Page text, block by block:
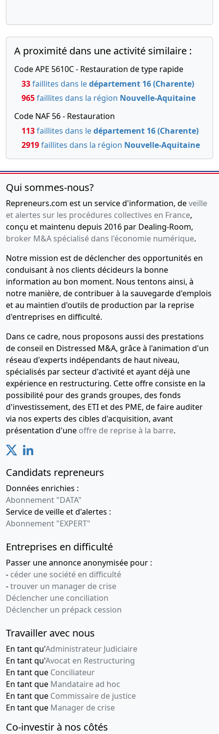
A proximité dans une activité similaire :
Code APE 5610C - Restauration de type rapide
33faillites dans ledépartement 16 (Charente)
965faillites dans la région Nouvelle-Aquitaine
Code NAF 56 - Restauration
113faillites dans ledépartement 16 (Charente)
2919faillites dans la région Nouvelle-Aquitaine
Qui sommes-nous?
Repreneurs.com est un service d'information, deveille
et alertes sur les procédures collectives en France,
conçu et maintenu depuis 2016 par Dealing-Room,
broker M&A spécialisé dans l'économie numérique.
Notre mission est de déclencher des opportunités en
conduisant à nos clients décideurs la bonne
information au bon moment. Nous tentons ainsi, à
notre manière, de contribuer à la sauvegarde d'emplois
et au maintien d'outils de production par la reprise
d'entreprises en difficulté.
Dans ce cadre, nous proposons aussi des prestations
de conseil en Distressed M&A, grâce à l'animation d'un
réseau d'experts indépendants de haut niveau,
spécialisés par secteur d'activité et ayant déjà une
expérience en restructuring. Cette offre consiste en la
possibilité pour des grands groupes, des fonds
d'investissement, des ETI et des PME, de faire auditer
via nos experts des cibles d'acquisition, avant
présentation d'une offre de reprise à la barre.
Candidats repreneurs
Données enrichies :
Abonnement "DATA"
Service de veille et d'alertes :
Abonnement "EXPERT"
Entreprises en difficulté
Passer une annonce anonymisée pour :
- céder une société en difficulté
-trouver un manager de crise
Déclencher une conciliation
Déclencher un prépack cession
Travailler avec nous
En tant qu'Administrateur Judiciaire
En tant qu'Avocat en Restructuring
En tant que Conciliateur
En tant que Mandataire ad hoc
En tant que Commissaire de justice
En tant que Manager de crise
Co-investir à nos côtés